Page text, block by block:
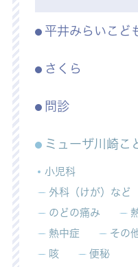
平井みらいこど
さくら
問診
ミューザ川崎こ
小児科
外科（けが）など
のどの痛み
熱中症
その
咳
便秘